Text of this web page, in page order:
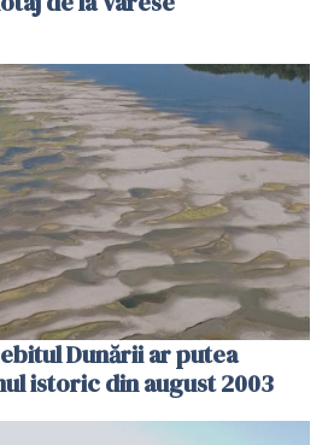
Dunării ar putea
istoric din august 2003